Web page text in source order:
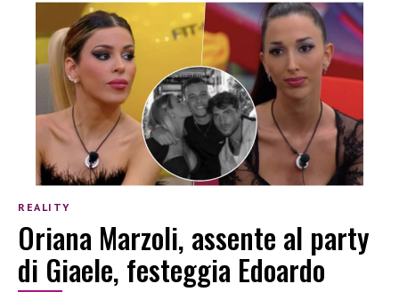
REALITY
Oriana Marzoli, assente al party
di Giaele, festeggia Edoardo